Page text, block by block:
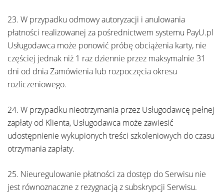
23. W przypadku odmowy autoryzacji i anulowania
płatności realizowanej za pośrednictwem systemu PayU.pl
Usługodawca może ponowić próbę obciążenia karty, nie
częściej jednak niż 1 raz dziennie przez maksymalnie 31
dni od dnia Zamówienia lub rozpoczęcia okresu
rozliczeniowego.
24. W przypadku nieotrzymania przez Usługodawcę pełnej
zapłaty od Klienta, Usługodawca może zawiesić
udostępnienie wykupionych treści szkoleniowych do czasu
otrzymania zapłaty.
25. Nieuregulowanie płatności za dostęp do Serwisu nie
jest równoznaczne z rezygnacją z subskrypcji Serwisu.